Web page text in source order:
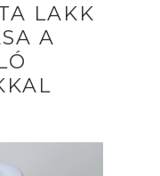
LAKK
A